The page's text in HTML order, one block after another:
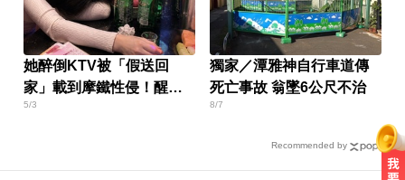
她醉倒KTV被「假送回
家」載到摩鐵性侵！醒來
婚姻全毀
5/3
獨家／潭雅神自行車道傳
死亡事故 翁墜6公尺不治
8/7
Recommended by